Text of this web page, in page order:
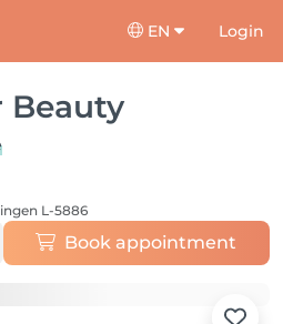
EN Login
Beauty
L-5886
Book appointment